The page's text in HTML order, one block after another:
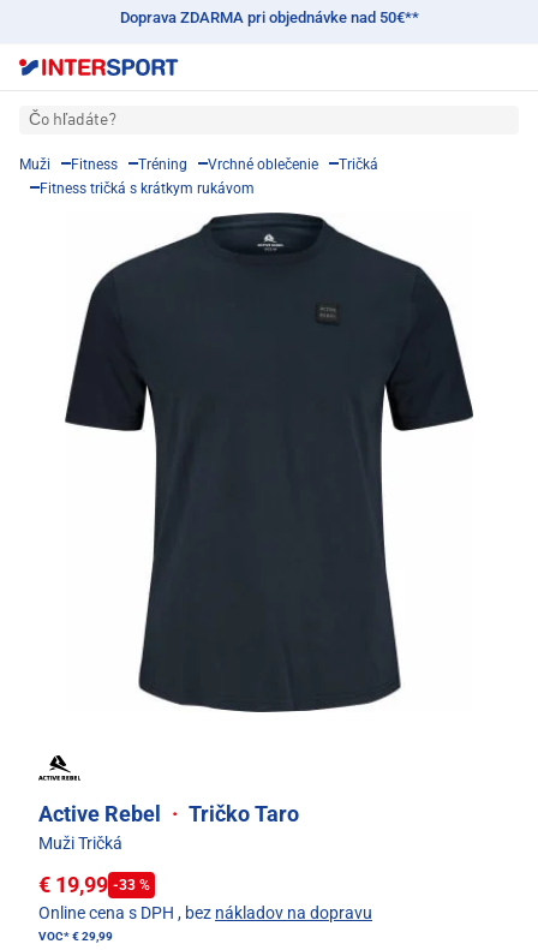
Doprava ZDARMA pri objednávke nad 50€**
Čo hľadáte?
Muži Fitness Tréning Vrchné oblečenie
Tričká
Fitness tričká s krátkym rukávom
Active Rebel · Tričko Taro
Muži Tričká
€ 19,99 -33 %
Online cena s DPH , bez nákladov na dopravu
VOC*€ 29,99